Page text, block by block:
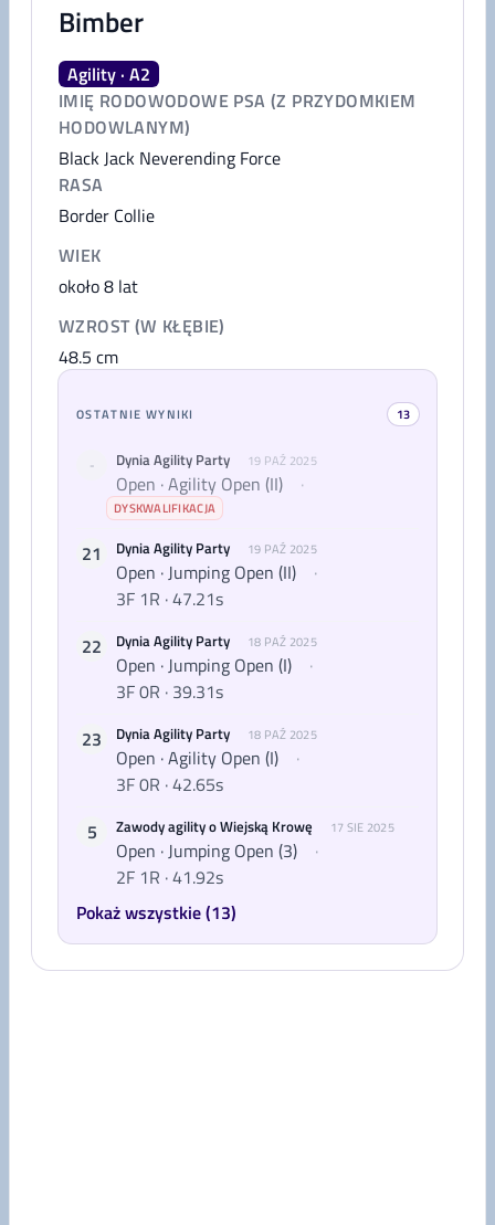
Bimber
Agility · A2
IMIĘ RODOWODOWE PSA (Z PRZYDOMKIEM
HODOWLANYM)
Black Jack Neverending Force
RASA
Border Collie
WIEK
około 8 lat
WZROST (W KŁĘBIE)
48.5 cm
OSTATNIE WYNIKI 13
- Dynia Agility Party 19 PAŹ 2025
Open · Agility Open (II) ·
DYSKWALIFIKACJA
21 Dynia Agility Party 19 PAŹ 2025
Open · Jumping Open (II)
·
3F 1R · 47.21s
22
Dynia Agility Party 18 PAŹ 2025
Open · Jumping Open (I)
·
3F 0R · 39.31s
23
Dynia Agility Party 18 PAŹ 2025
Open · Agility Open (I)
·
3F 0R · 42.65s
5
Zawody agility o Wiejską Krowę 17 SIE 2025
Open · Jumping Open (3)
·
2F 1R · 41.92s
Pokaż wszystkie (13)